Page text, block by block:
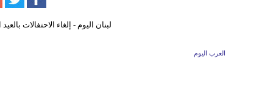
العرب اليوم